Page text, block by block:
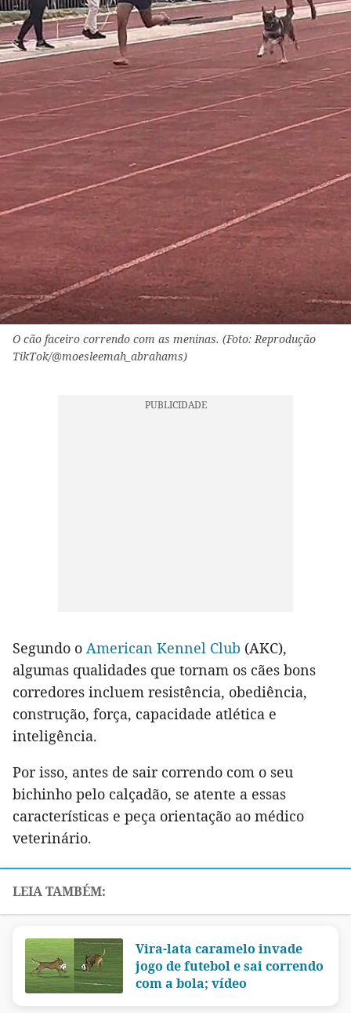
O cão faceiro correndo com as meninas. (Foto: Reprodução
TikTok/@moesleemah_abrahams)
Segundo o American Kennel Club (AKC),
algumas qualidades que tornam os cães bons
corredores incluem resistência, obediência,
construção, força, capacidade atlética e
inteligência.
Por isso, antes de sair correndo com o seu
bichinho pelo calçadão, se atente a essas
características e peça orientação ao médico
veterinário.
Vira-lata caramelo invade
jogo de futebol e sai correndo
com a bola; vídeo